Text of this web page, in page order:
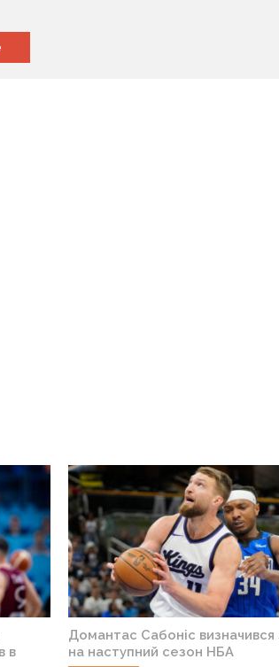
в
Домантас Сабоніс визначився
на наступний сезон НБА